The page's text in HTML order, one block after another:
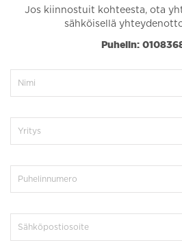
Jos kiinnostuit kohteesta, ota
sähköisellä
Puhelin: